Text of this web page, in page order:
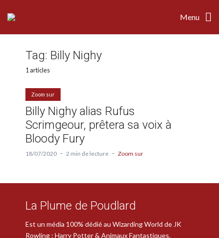
Menu
Tag: Billy Nighy
1 articles
Zoom sur
Billy Nighy alias Rufus
Scrimgeour, prêtera sa voix à
Bloody Fury
18/07/2020 2 min de lecture Zoom sur
La Plume de Poudlard
Est un média 100% dédié au Wizarding World de JK
Rowling : Harry Potter & Animaux Fantastiques.